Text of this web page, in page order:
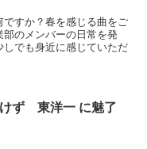
すか？春を感じる曲をご
のメンバーの日常を発
でも身近に感じていただ
ず 東洋一 に魅了